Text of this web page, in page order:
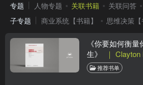
专题 人物专题 关联书籍 关联问答
子专题
商业系统【书籍】 思维决策【
《你要如何衡量
生》
｜
瓣8.1）
推荐书单